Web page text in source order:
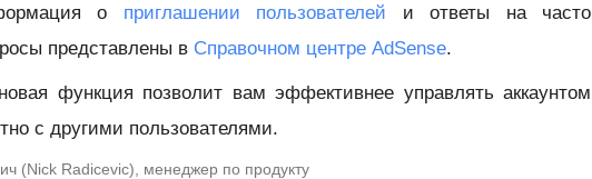
о приглашении пользователей и ответы на часто
представлены в Справочном центре AdSense.
функция позволит вам эффективнее управлять аккаунтом
с другими пользователями.
(Nick Radicevic), менеджер по продукту